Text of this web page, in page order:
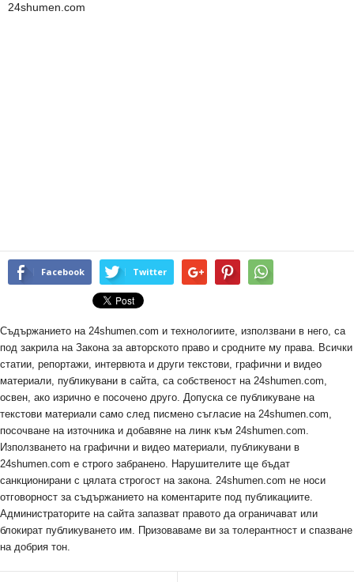
24shumen.com
Facebook Twitter
Съдържанието на 24shumen.com и технологиите, използвани в него, са
под закрила на Закона за авторското право и сродните му права. Всички
статии, репортажи, интервюта и други текстови, графични и видео
материали, публикувани в сайта, са собственост на 24shumen.com,
освен, ако изрично е посочено друго. Допуска се публикуване на
текстови материали само след писмено съгласие на 24shumen.com,
посочване на източника и добавяне на линк към 24shumen.com.
Използването на графични и видео материали, публикувани в
24shumen.com е строго забранено. Нарушителите ще бъдат
санкционирани с цялата строгост на закона. 24shumen.com не носи
отговорност за съдържанието на коментарите под публикациите.
Администраторите на сайта запазват правото да ограничават или
блокират публикуването им. Призоваваме ви за толерантност и спазване
на добрия тон.